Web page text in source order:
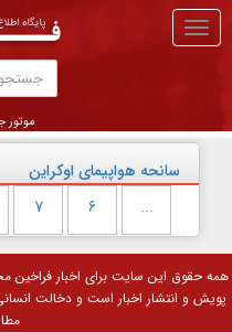
منو
اصلی
موتور
سانحه هواپیمای اوکراین
...
6
7
همه حقوق این سایت برای اخبار فراخین
پویش و انتشار اخبار است و دخالت